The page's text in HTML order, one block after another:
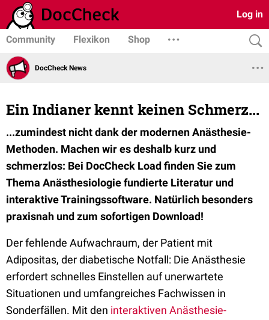
Log in
Community Flexikon Shop
DocCheck News
Ein Indianer kennt keinen Schmerz...
...zumindest nicht dank der modernen Anästhesie-
Methoden. Machen wir es deshalb kurz und
schmerzlos: Bei DocCheck Load finden Sie zum
Thema Anästhesiologie fundierte Literatur und
interaktive Trainingssoftware. Natürlich besonders
praxisnah und zum sofortigen Download!
Der fehlende Aufwachraum, der Patient mit
Adipositas, der diabetische Notfall: Die Anästhesie
erfordert schnelles Einstellen auf unerwartete
Situationen und umfangreiches Fachwissen in
Sonderfällen. Mit den interaktiven Anästhesie-